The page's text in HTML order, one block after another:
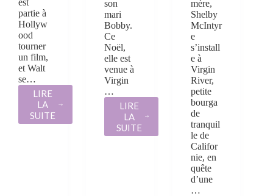
est
partie à
Hollyw
ood
tourner
un film,
et Walt
se…
LIRE
LA
SUITE
LES
CHRONIQUES
son
mari
Bobby.
Ce
Noël,
elle est
venue à
Virgin
…
LIRE
LA
SUITE
NOËL
À
mère,
Shelby
McIntyr
e
s’install
e à
Virgin
River,
petite
bourga
de
tranquil
le de
Califor
nie, en
quête
d’une
…